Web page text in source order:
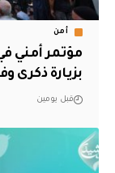
أمن
مؤتمر أمني
بزيارة ذكرى
قبل يومين